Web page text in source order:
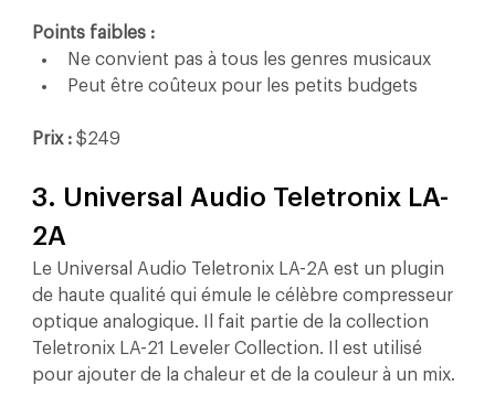
Points faibles :
Ne convient pas à tous les genres musicaux
Peut être coûteux pour les petits budgets
Prix : $249
3. Universal Audio Teletronix LA-
2A
Le Universal Audio Teletronix LA-2A est un plugin
de haute qualité qui émule le célèbre compresseur
optique analogique. Il fait partie de la collection
Teletronix LA-21 Leveler Collection. Il est utilisé
pour ajouter de la chaleur et de la couleur à un mix.